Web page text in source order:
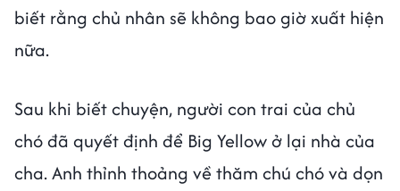
biết rằng chủ nhân sẽ không bao giờ xuất hiện
nữa.
Sau khi biết chuyện, người con trai của chủ
chó đã quyết định để Big Yellow ở lại nhà của
cha. Anh thỉnh thoảng về thăm chú chó và dọn